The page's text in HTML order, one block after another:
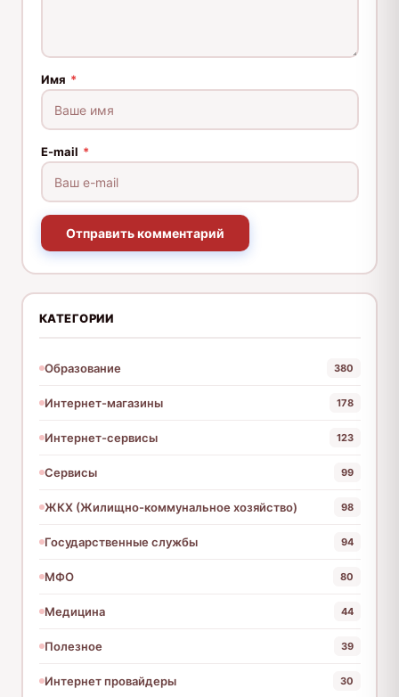
Имя *
E-mail *
Отправить комментарий
КАТЕГОРИИ
Образование 380
Интернет-магазины 178
Интернет-сервисы 123
Сервисы 99
ЖКХ (Жилищно-коммунальное хозяйство) 98
Государственные службы 94
МФО 80
Медицина 44
Полезное 39
Интернет провайдеры 30